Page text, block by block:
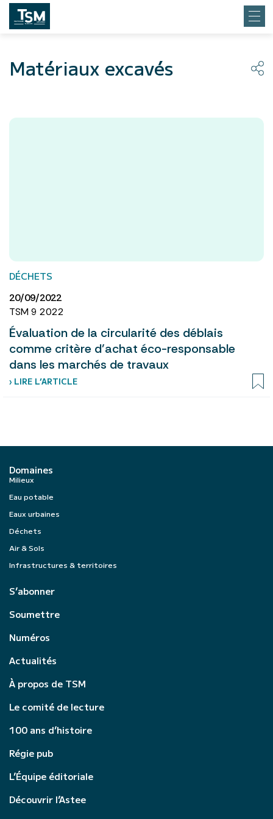
Matériaux excavés
DÉCHETS
20/09/2022
TSM 9 2022
Évaluation de la circularité des déblais
comme critère d’achat éco-responsable
dans les marchés de travaux
› LIRE L’ARTICLE
Domaines
Milieux
Eau potable
Eaux urbaines
Déchets
Air & Sols
Infrastructures & territoires
S’abonner
Soumettre
Numéros
Actualités
À propos de TSM
Le comité de lecture
100 ans d’histoire
Régie pub
L’Équipe éditoriale
Découvrir l’Astee